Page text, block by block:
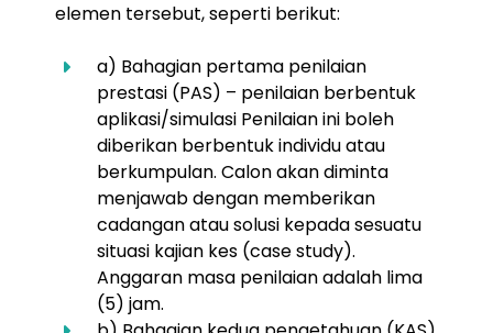
elemen tersebut, seperti berikut:
a) Bahagian pertama penilaian
prestasi (PAS) – penilaian berbentuk
aplikasi/simulasi Penilaian ini boleh
diberikan berbentuk individu atau
berkumpulan. Calon akan diminta
menjawab dengan memberikan
cadangan atau solusi kepada sesuatu
situasi kajian kes (case study).
Anggaran masa penilaian adalah lima
(5) jam.